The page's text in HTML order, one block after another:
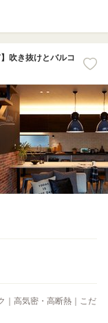
吹き抜けとバルコ
｜高気密・高断熱｜こだ